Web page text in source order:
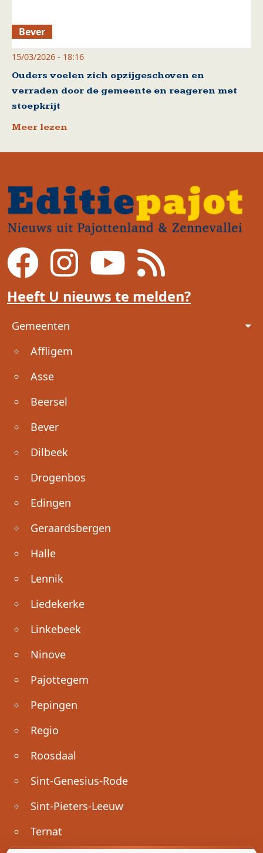
Bever
15/03/2026 - 18:16
Ouders voelen zich opzijgeschoven en
verraden door de gemeente en reageren met
stoepkrijt
Meer lezen
Heeft U nieuws te melden?
Voet
Gemeenten
Affligem
Asse
Beersel
Bever
Dilbeek
Drogenbos
Edingen
Geraardsbergen
Halle
Lennik
Liedekerke
Linkebeek
Ninove
Pajottegem
Pepingen
Regio
Roosdaal
Sint-Genesius-Rode
Sint-Pieters-Leeuw
Ternat